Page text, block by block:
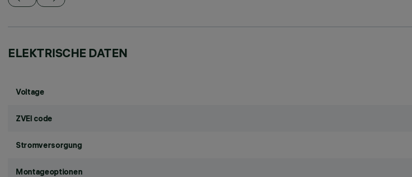
ELEKTRISCHE DATEN
Voltage
ZVEI code
Stromversorgung
Montageoptionen